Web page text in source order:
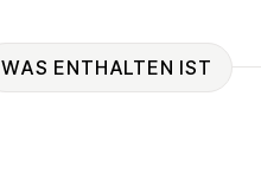
WAS ENTHALTEN IST